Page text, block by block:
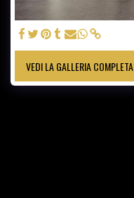
VEDI LA GALLERIA COMPLETA